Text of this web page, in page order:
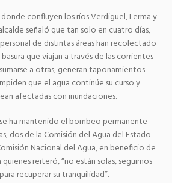
confluyen los ríos Verdiguel, Lerma y
señaló que tan solo en cuatro días,
de distintas áreas han recolectado
que viajan a través de las corrientes
a otras, generan taponamientos
que el agua continúe su curso y
afectadas con inundaciones.
ha mantenido el bombeo permanente
dos de la Comisión del Agua del Estado
Nacional del Agua, en beneficio de
reiteró, “no están solas, seguimos
recuperar su tranquilidad”.